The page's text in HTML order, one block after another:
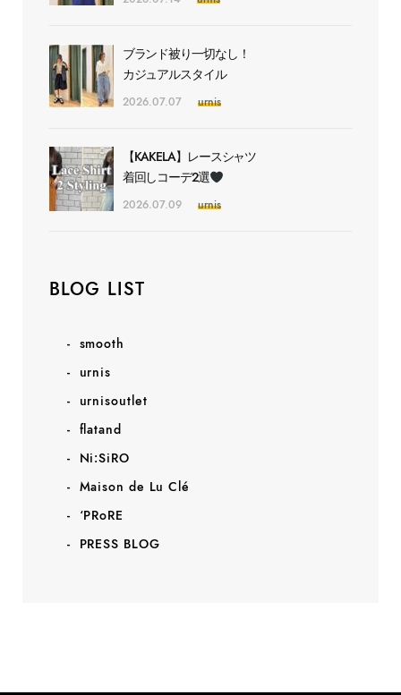
ブランド被り一切なし！
カジュアルスタイル
2026.07.07 urnis
【KAKELA】レースシャツ
着回しコーデ2選
2026.07.09 urnis
BLOG LIST
smooth
urnis
urnisoutlet
flatand
Ni:SiRO
Maison de Lu Clé
‘PRoRE
PRESS BLOG